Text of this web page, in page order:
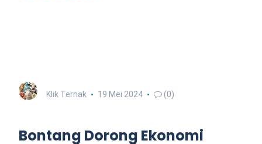
Klik Ternak 19 Mei 2024 (0)
Bontang Dorong Ekonomi